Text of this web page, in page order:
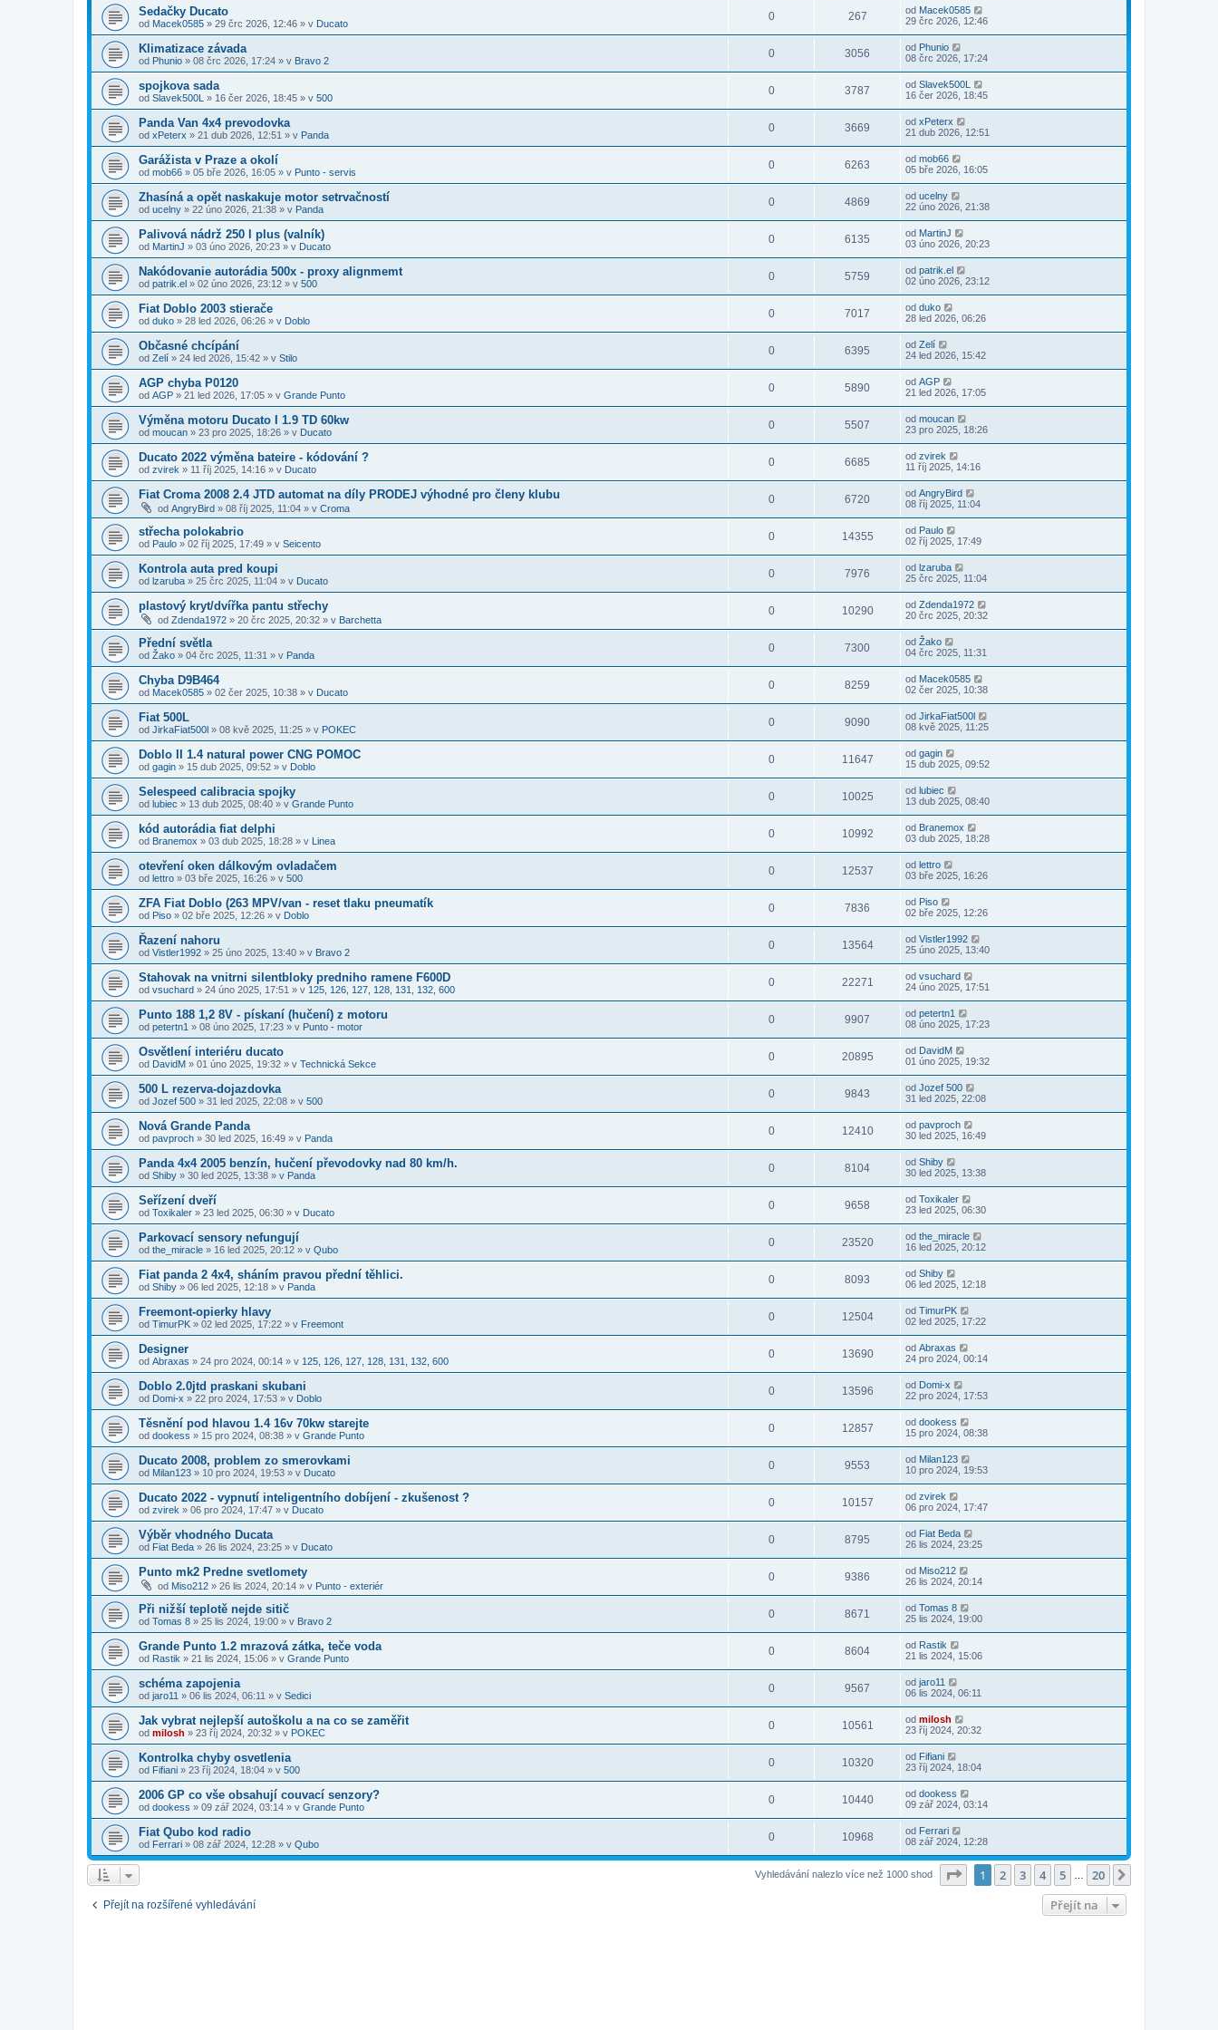
Sedačky Ducato
od Macek0585 » 29 črc 2026, 12:46 » v Ducato
0 267 od Macek0585
29 črc 2026, 12:46
Klimatizace závada
od Phunio » 08 črc 2026, 17:24 » v Bravo 2
0 3056 od Phunio
08 črc 2026, 17:24
spojkova sada
od Slavek500L » 16 čer 2026, 18:45 » v 500
0 3787 od Slavek500L
16 čer 2026, 18:45
Panda Van 4x4 prevodovka
od xPeterx » 21 dub 2026, 12:51 » v Panda
0 3669 od xPeterx
21 dub 2026, 12:51
Garážista v Praze a okolí
od mob66 » 05 bře 2026, 16:05 » v Punto - servis
0 6263 od mob66
05 bře 2026, 16:05
Zhasíná a opět naskakuje motor setrvačností
od ucelny » 22 úno 2026, 21:38 » v Panda
0 4869 od ucelny
22 úno 2026, 21:38
Palivová nádrž 250 l plus (valník)
od MartinJ » 03 úno 2026, 20:23 » v Ducato
0 6135 od MartinJ
03 úno 2026, 20:23
Nakódovanie autorádia 500x - proxy alignmemt
od patrik.el » 02 úno 2026, 23:12 » v 500
0 5759 od patrik.el
02 úno 2026, 23:12
Fiat Doblo 2003 stierače
od duko » 28 led 2026, 06:26 » v Doblo
0 7017 od duko
28 led 2026, 06:26
Občasné chcípání
od Zelí » 24 led 2026, 15:42 » v Stilo
0 6395 od Zelí
24 led 2026, 15:42
AGP chyba P0120
od AGP » 21 led 2026, 17:05 » v Grande Punto
0 5890 od AGP
21 led 2026, 17:05
Výměna motoru Ducato I 1.9 TD 60kw
od moucan » 23 pro 2025, 18:26 » v Ducato
0 5507 od moucan
23 pro 2025, 18:26
Ducato 2022 výměna bateire - kódování ?
od zvirek » 11 říj 2025, 14:16 » v Ducato
0 6685 od zvirek
11 říj 2025, 14:16
Fiat Croma 2008 2.4 JTD automat na díly PRODEJ výhodné pro členy klubu
od AngryBird » 08 říj 2025, 11:04 » v Croma
0 6720 od AngryBird
08 říj 2025, 11:04
střecha polokabrio
od Paulo » 02 říj 2025, 17:49 » v Seicento
0 14355 od Paulo
02 říj 2025, 17:49
Kontrola auta pred koupi
od lzaruba » 25 črc 2025, 11:04 » v Ducato
0 7976 od lzaruba
25 črc 2025, 11:04
plastový kryt/dvířka pantu střechy
od Zdenda1972 » 20 črc 2025, 20:32 » v Barchetta
0 10290 od Zdenda1972
20 črc 2025, 20:32
Přední světla
od Žako » 04 črc 2025, 11:31 » v Panda
0 7300 od Žako
04 črc 2025, 11:31
Chyba D9B464
od Macek0585 » 02 čer 2025, 10:38 » v Ducato
0 8259 od Macek0585
02 čer 2025, 10:38
Fiat 500L
od JirkaFiat500l » 08 kvě 2025, 11:25 » v POKEC
0 9090 od JirkaFiat500l
08 kvě 2025, 11:25
Doblo II 1.4 natural power CNG POMOC
od gagin » 15 dub 2025, 09:52 » v Doblo
0 11647 od gagin
15 dub 2025, 09:52
Selespeed calibracia spojky
od lubiec » 13 dub 2025, 08:40 » v Grande Punto
0 10025 od lubiec
13 dub 2025, 08:40
kód autorádia fiat delphi
od Branemox » 03 dub 2025, 18:28 » v Linea
0 10992 od Branemox
03 dub 2025, 18:28
otevření oken dálkovým ovladačem
od lettro » 03 bře 2025, 16:26 » v 500
0 12537 od lettro
03 bře 2025, 16:26
ZFA Fiat Doblo (263 MPV/van - reset tlaku pneumatík
od Piso » 02 bře 2025, 12:26 » v Doblo
0 7836 od Piso
02 bře 2025, 12:26
Řazení nahoru
od Vistler1992 » 25 úno 2025, 13:40 » v Bravo 2
0 13564 od Vistler1992
25 úno 2025, 13:40
Stahovak na vnitrni silentbloky predniho ramene F600D
od vsuchard » 24 úno 2025, 17:51 » v 125, 126, 127, 128, 131, 132, 600
0 22271 od vsuchard
24 úno 2025, 17:51
Punto 188 1,2 8V - pískaní (hučení) z motoru
od petertn1 » 08 úno 2025, 17:23 » v Punto - motor
0 9907 od petertn1
08 úno 2025, 17:23
Osvětlení interiéru ducato
od DavidM » 01 úno 2025, 19:32 » v Technická Sekce
0 20895 od DavidM
01 úno 2025, 19:32
500 L rezerva-dojazdovka
od Jozef 500 » 31 led 2025, 22:08 » v 500
0 9843 od Jozef 500
31 led 2025, 22:08
Nová Grande Panda
od pavproch » 30 led 2025, 16:49 » v Panda
0 12410 od pavproch
30 led 2025, 16:49
Panda 4x4 2005 benzín, hučení převodovky nad 80 km/h.
od Shiby » 30 led 2025, 13:38 » v Panda
0 8104 od Shiby
30 led 2025, 13:38
Seřízení dveří
od Toxikaler » 23 led 2025, 06:30 » v Ducato
0 9658 od Toxikaler
23 led 2025, 06:30
Parkovací sensory nefungují
od the_miracle » 16 led 2025, 20:12 » v Qubo
0 23520 od the_miracle
16 led 2025, 20:12
Fiat panda 2 4x4, sháním pravou přední těhlici.
od Shiby » 06 led 2025, 12:18 » v Panda
0 8093 od Shiby
06 led 2025, 12:18
Freemont-opierky hlavy
od TimurPK » 02 led 2025, 17:22 » v Freemont
0 12504 od TimurPK
02 led 2025, 17:22
Designer
od Abraxas » 24 pro 2024, 00:14 » v 125, 126, 127, 128, 131, 132, 600
0 13690 od Abraxas
24 pro 2024, 00:14
Doblo 2.0jtd praskani skubani
od Domi-x » 22 pro 2024, 17:53 » v Doblo
0 13596 od Domi-x
22 pro 2024, 17:53
Těsnění pod hlavou 1.4 16v 70kw starejte
od dookess » 15 pro 2024, 08:38 » v Grande Punto
0 12857 od dookess
15 pro 2024, 08:38
Ducato 2008, problem zo smerovkami
od Milan123 » 10 pro 2024, 19:53 » v Ducato
0 9553 od Milan123
10 pro 2024, 19:53
Ducato 2022 - vypnutí inteligentního dobíjení - zkušenost ?
od zvirek » 06 pro 2024, 17:47 » v Ducato
0 10157 od zvirek
06 pro 2024, 17:47
Výběr vhodného Ducata
od Fiat Beda » 26 lis 2024, 23:25 » v Ducato
0 8795 od Fiat Beda
26 lis 2024, 23:25
Punto mk2 Predne svetlomety
od Miso212 » 26 lis 2024, 20:14 » v Punto - exteriér
0 9386 od Miso212
26 lis 2024, 20:14
Při nižší teplotě nejde sitič
od Tomas 8 » 25 lis 2024, 19:00 » v Bravo 2
0 8671 od Tomas 8
25 lis 2024, 19:00
Grande Punto 1.2 mrazová zátka, teče voda
od Rastik » 21 lis 2024, 15:06 » v Grande Punto
0 8604 od Rastik
21 lis 2024, 15:06
schéma zapojenia
od jaro11 » 06 lis 2024, 06:11 » v Sedici
0 9567 od jaro11
06 lis 2024, 06:11
Jak vybrat nejlepší autoškolu a na co se zaměřit
od milosh » 23 říj 2024, 20:32 » v POKEC
0 10561 od milosh
23 říj 2024, 20:32
Kontrolka chyby osvetlenia
od Fifiani » 23 říj 2024, 18:04 » v 500
0 10320 od Fifiani
23 říj 2024, 18:04
2006 GP co vše obsahují couvací senzory?
od dookess » 09 zář 2024, 03:14 » v Grande Punto
0 10440 od dookess
09 zář 2024, 03:14
Fiat Qubo kod radio
od Ferrari » 08 zář 2024, 12:28 » v Qubo
0 10968 od Ferrari
08 zář 2024, 12:28
Vyhledávání nalezlo více než 1000 shod Stránka z
1 2 3 4 5 20
Přejít na rozšířené vyhledávání Přejít na